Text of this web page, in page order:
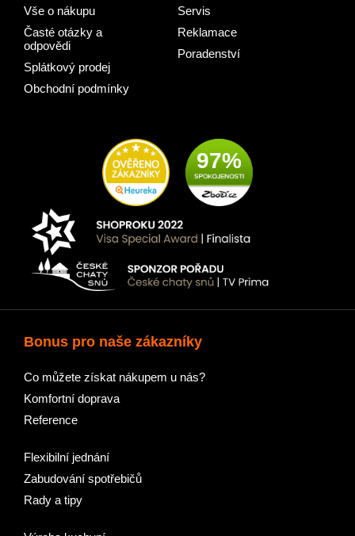
Vše o nákupu
Časté otázky a
odpovědi
Splátkový prodej
Obchodní podmínky
Servis
Reklamace
Poradenství
97%
Bonus pro naše zákazníky
Co můžete získat nákupem u nás?
Komfortní doprava
Reference
Flexibilní jednání
Zabudování spotřebičů
Rady a tipy